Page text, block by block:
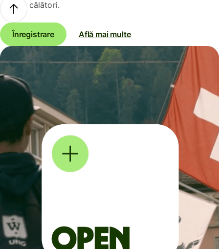
călători.
Înregistrare Află mai multe